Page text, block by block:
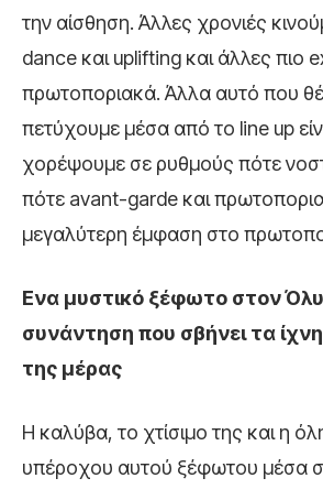
την αίσθηση. Άλλες χρονιές
dance και uplifting και άλλες πιο
πρωτοποριακά. Άλλα αυτό που
πετύχουμε μέσα από το line up
χορέψουμε σε ρυθμούς πότε
πότε avant-garde και
μεγαλύτερη έμφαση στο
Ενα μυστικό ξέφωτο στον
συνάντηση που σβήνει τα
της μέρας
Η καλύβα, το χτίσιμο της και η
υπέροχου αυτού ξέφωτου μέσα